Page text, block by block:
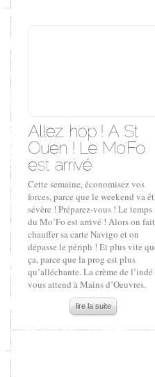
Cette semaine, économisez vos
forces, parce que le weekend va
sévère ! Préparez-vous ! Le temps
du Mo’Fo est arrivé ! Alors on fait
chauffer sa carte Navigo et on
dépasse le périph ! Et plus vite
ça, parce que la prog est plus
qu’alléchante. La crème de l’indé
vous attend à Mains d’Oeuvres.
lire la suite